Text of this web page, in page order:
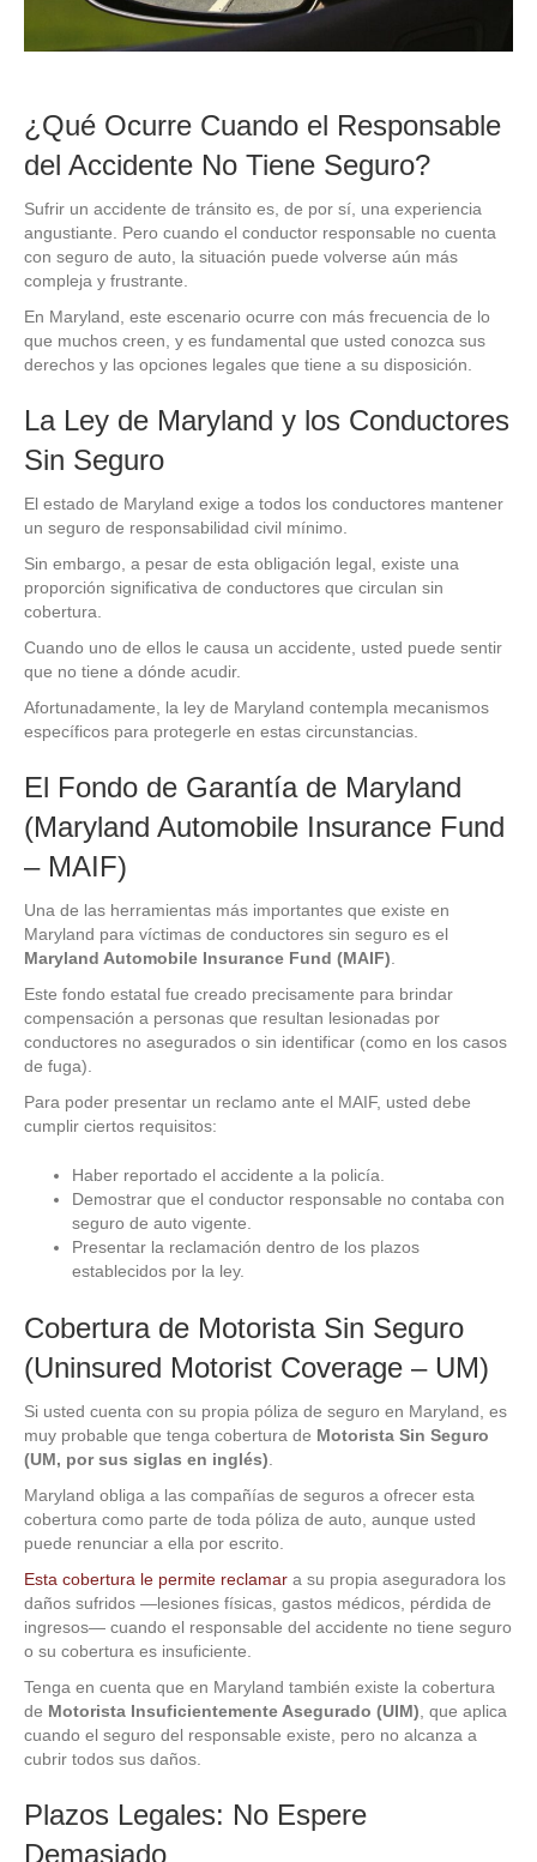
¿Qué Ocurre Cuando el Responsable
del Accidente No Tiene Seguro?
Sufrir un accidente de tránsito es, de por sí, una experiencia
angustiante. Pero cuando el conductor responsable no cuenta
con seguro de auto, la situación puede volverse aún más
compleja y frustrante.
En Maryland, este escenario ocurre con más frecuencia de lo
que muchos creen, y es fundamental que usted conozca sus
derechos y las opciones legales que tiene a su disposición.
La Ley de Maryland y los Conductores
Sin Seguro
El estado de Maryland exige a todos los conductores mantener
un seguro de responsabilidad civil mínimo.
Sin embargo, a pesar de esta obligación legal, existe una
proporción significativa de conductores que circulan sin
cobertura.
Cuando uno de ellos le causa un accidente, usted puede sentir
que no tiene a dónde acudir.
Afortunadamente, la ley de Maryland contempla mecanismos
específicos para protegerle en estas circunstancias.
El Fondo de Garantía de Maryland
(Maryland Automobile Insurance Fund
– MAIF)
Una de las herramientas más importantes que existe en
Maryland para víctimas de conductores sin seguro es el
Maryland Automobile Insurance Fund (MAIF).
Este fondo estatal fue creado precisamente para brindar
compensación a personas que resultan lesionadas por
conductores no asegurados o sin identificar (como en los casos
de fuga).
Para poder presentar un reclamo ante el MAIF, usted debe
cumplir ciertos requisitos:
Haber reportado el accidente a la policía.
Demostrar que el conductor responsable no contaba con
seguro de auto vigente.
Presentar la reclamación dentro de los plazos
establecidos por la ley.
Cobertura de Motorista Sin Seguro
(Uninsured Motorist Coverage – UM)
Si usted cuenta con su propia póliza de seguro en Maryland, es
muy probable que tenga cobertura de Motorista Sin Seguro
(UM, por sus siglas en inglés).
Maryland obliga a las compañías de seguros a ofrecer esta
cobertura como parte de toda póliza de auto, aunque usted
puede renunciar a ella por escrito.
Esta cobertura le permite reclamar a su propia aseguradora los
daños sufridos —lesiones físicas, gastos médicos, pérdida de
ingresos— cuando el responsable del accidente no tiene seguro
o su cobertura es insuficiente.
Tenga en cuenta que en Maryland también existe la cobertura
de Motorista Insuficientemente Asegurado (UIM), que aplica
cuando el seguro del responsable existe, pero no alcanza a
cubrir todos sus daños.
Plazos Legales: No Espere
Demasiado